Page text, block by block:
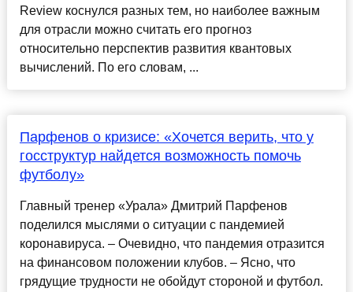
Review коснулся разных тем, но наиболее важным
для отрасли можно считать его прогноз
относительно перспектив развития квантовых
вычислений. По его словам, ...
Парфенов о кризисе: «Хочется верить, что у
госструктур найдется возможность помочь
футболу»
Главный тренер «Урала» Дмитрий Парфенов
поделился мыслями о ситуации с пандемией
коронавируса. – Очевидно, что пандемия отразится
на финансовом положении клубов. – Ясно, что
грядущие трудности не обойдут стороной и футбол.